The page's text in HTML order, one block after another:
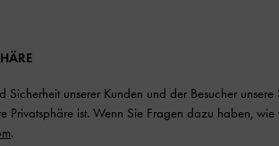
Sicherheit unserer Kunden und der Besucher
Privatsphäre ist. Wenn Sie Fragen dazu haben,
.